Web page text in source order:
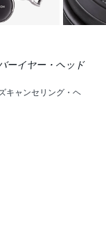
ーイヤー・ヘッド
キャンセリング・ヘ